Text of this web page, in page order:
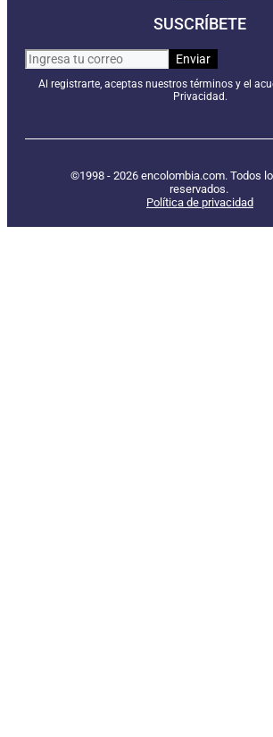
SUSCRÍBETE
Al registrarte, aceptas nuestros términos y el
Privacidad.
©1998 - 2026 encolombia.com. Todos
reservados.
Política de privacidad